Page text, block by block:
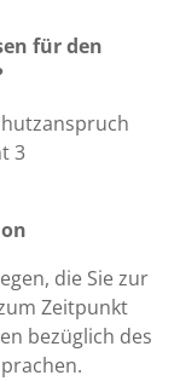
für den
3
die Sie zur
Zeitpunkt
bezüglich des